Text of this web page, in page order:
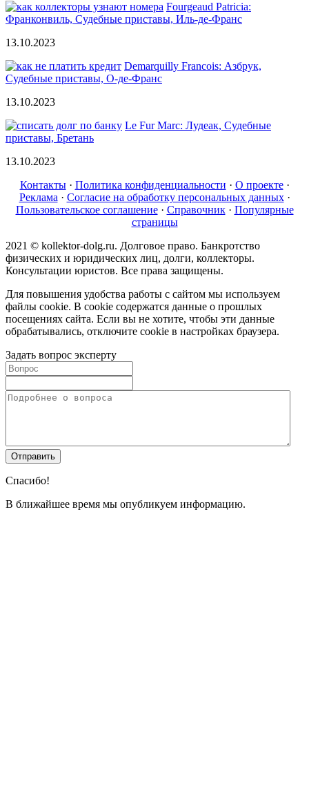
Fourgeaud Patricia:
Франконвиль, Судебные приставы, Иль-де-Франс
13.10.2023
Demarquilly Francois: Азбрук,
Судебные приставы, О-де-Франс
13.10.2023
Le Fur Marc: Лудеак, Судебные
приставы, Бретань
13.10.2023
Контакты· Политика конфиденциальности · О проекте·
Реклама · Согласие на обработку персональных данных·
Пользовательское соглашение· Справочник· Популярные
страницы
2021 © kollektor-dolg.ru. Долговое право. Банкротство
физических и юридических лиц, долги, коллекторы.
Консультации юристов. Все права защищены.
Для повышения удобства работы с сайтом мы используем
файлы cookie. В cookie содержатся данные о прошлых
посещениях сайта. Если вы не хотите, чтобы эти данные
обрабатывались, отключите cookie в настройках браузера.
Задать вопрос эксперту
Спасибо!
В ближайшее время мы опубликуем информацию.